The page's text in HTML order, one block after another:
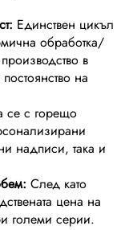
Единствен цикъл
обработка/
в
на
се с горещо
надписи, така и
След като
цена на
големи серии.